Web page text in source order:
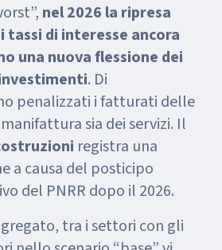
nel 2026 la ripresa
tassi di interesse ancora
una nuova flessione dei
. Di
penalizzati i fatturati delle
sia dei servizi. Il
registra una
a causa del posticipo
del PNRR dopo il 2026.
tra i settori con gli